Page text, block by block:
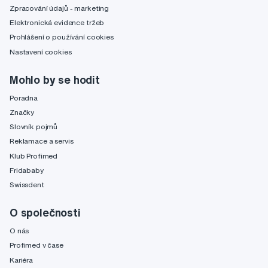
Zpracování údajů - marketing
Elektronická evidence tržeb
Prohlášení o používání cookies
Nastavení cookies
Mohlo by se hodit
Poradna
Značky
Slovník pojmů
Reklamace a servis
Klub Profimed
Fridababy
Swissdent
O společnosti
O nás
Profimed v čase
Kariéra